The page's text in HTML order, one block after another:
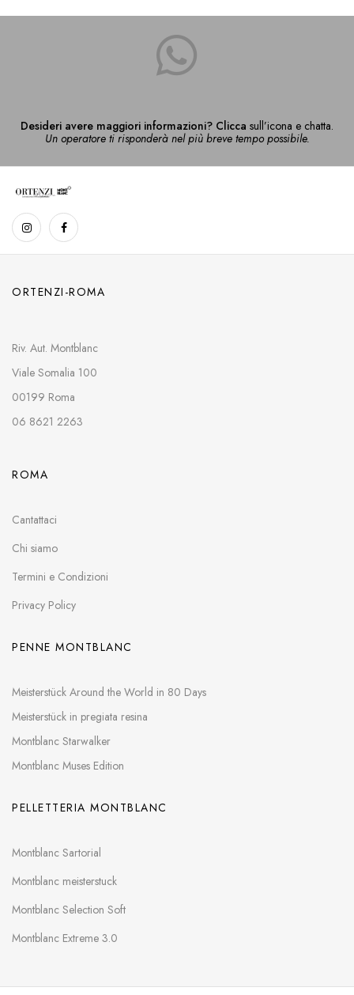
Desideri avere maggiori informazioni? Clicca sull’icona e chatta.
Un operatore ti risponderà nel più breve tempo possibile.
ORTENZI-ROMA
Riv. Aut. Montblanc
Viale Somalia 100
00199 Roma
06 8621 2263
ROMA
Cantattaci
Chi siamo
Termini e Condizioni
Privacy Policy
PENNE MONTBLANC
Meisterstück Around the World in 80 Days
Meisterstück in pregiata resina
Montblanc Starwalker
Montblanc Muses Edition
PELLETTERIA MONTBLANC
Montblanc Sartorial
Montblanc meisterstuck
Montblanc Selection Soft
Montblanc Extreme 3.0